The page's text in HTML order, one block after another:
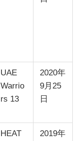
UAE
Warrio
rs 13
2020年
9月25
日
HEAT
2019年